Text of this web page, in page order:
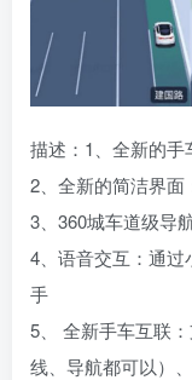
描述：1、全新的
2、全新的简洁界
3、360城车道级导
4、语音交互：通
手
5、 全新手车互联
线、导航都可以）